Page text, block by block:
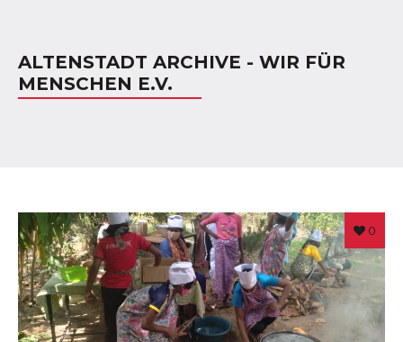
ALTENSTADT ARCHIVE - WIR FÜR
MENSCHEN E.V.
0